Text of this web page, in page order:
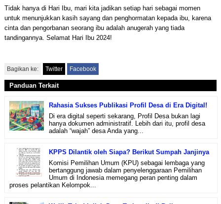
Tidak hanya di Hari Ibu, mari kita jadikan setiap hari sebagai momen
untuk menunjukkan kasih sayang dan penghormatan kepada ibu, karena
cinta dan pengorbanan seorang ibu adalah anugerah yang tiada
tandingannya. Selamat Hari Ibu 2024!
Bagikan ke: Twitter Facebook
Panduan Terkait
Rahasia Sukses Publikasi Profil Desa di Era Digital!
Di era digital seperti sekarang, Profil Desa bukan lagi
hanya dokumen administratif. Lebih dari itu, profil desa
adalah “wajah” desa Anda yang...
KPPS Dilantik oleh Siapa? Berikut Sumpah Janjinya
Komisi Pemilihan Umum (KPU) sebagai lembaga yang
bertanggung jawab dalam penyelenggaraan Pemilihan
Umum di Indonesia memegang peran penting dalam
proses pelantikan Kelompok...